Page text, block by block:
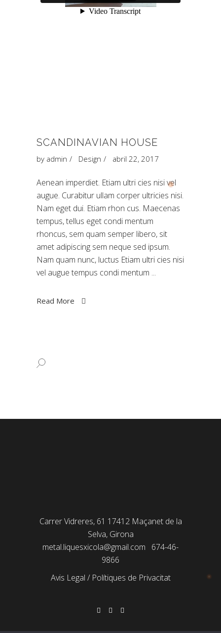
SCANDINAVIAN HOUSE
by admin Design abril 22, 2017
Aenean imperdiet. Etiam ultri cies nisi vel
augue. Curabitur ullam corper ultricies nisi.
Nam eget dui. Etiam rhon cus. Maecenas
tempus, tellus eget condi mentum
rhoncus, sem quam semper libero, sit
amet adipiscing sem neque sed ipsum.
Nam quam nunc, luctus Etiam ultri cies nisi
vel augue tempus condi mentum
Read More
Carrer Vidreres, 61 17412 Maçanet de la
Selva, Girona
metal.liquesxicola@gmail.com
674-46-
9866
Avis Legal / Polítiques de Privacitat